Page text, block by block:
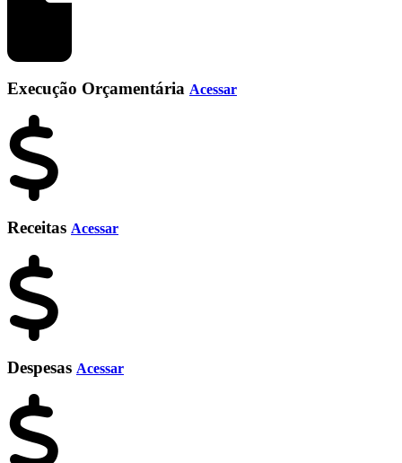
Execução Orçamentária Acessar
Receitas Acessar
Despesas Acessar